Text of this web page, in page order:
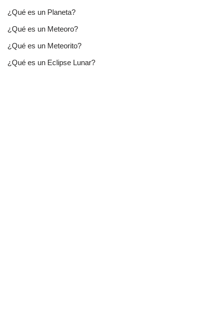
¿Qué es un Planeta?
¿Qué es un Meteoro?
¿Qué es un Meteorito?
¿Qué es un Eclipse Lunar?